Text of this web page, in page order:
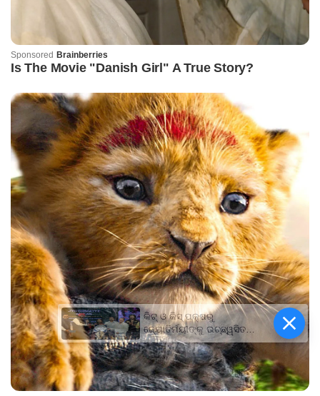
କିଟ୍‍ ଓ କିସ୍‍ ପକ୍ଷରୁ
ଜ୍ୟୋତିର୍ମୟୀଙ୍କୁ ଉଚ୍ଛ୍ୱସିତ
ସମ୍ବର୍ଦ୍ଧନା; ୫ଲକ୍ଷ ଟଙ୍କାର
ପ୍ରୋତ୍ସାହନ ରାଶି ପ୍ରଦାନ